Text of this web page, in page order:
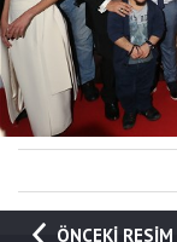
ÖNCEKİ RESİM